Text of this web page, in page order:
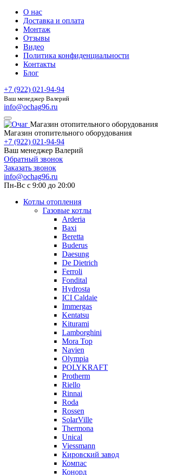
О нас
Доставка и оплата
Монтаж
Отзывы
Видео
Политика конфиденциальности
Контакты
Блог
+7 (922) 021-94-94
Ваш менеджер Валерий
info@ochag96.ru
Магазин отопительного оборудования
Магазин отопительного оборудования
+7 (922) 021-94-94
Ваш менеджер Валерий
Обратный звонок
Заказать звонок
info@ochag96.ru
Пн-Вс с 9:00 до 20:00
Котлы отопления
Газовые котлы
Arderia
Baxi
Beretta
Buderus
Daesung
De Dietrich
Ferroli
Fondital
Hydrosta
ICI Caldaie
Immergas
Kentatsu
Kiturami
Lamborghini
Mora Top
Navien
Olympia
POLYKRAFT
Protherm
Riello
Rinnai
Roda
Rossen
SolarVille
Thermona
Unical
Viessmann
Кировский завод
Компас
Конорд